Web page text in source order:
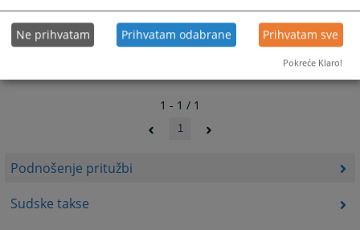
Podnošenje pritužbi
Sudske takse
1 - 1 / 1
1
Ne prihvatam Prihvatam odabrane Prihvatam sve
Pokreće Klaro!